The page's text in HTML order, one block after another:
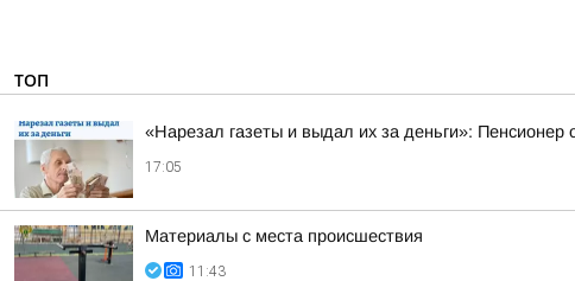
ТОП
«Нарезал газеты и выдал их за деньги»:
17:05
Материалы с места происшествия
11:43